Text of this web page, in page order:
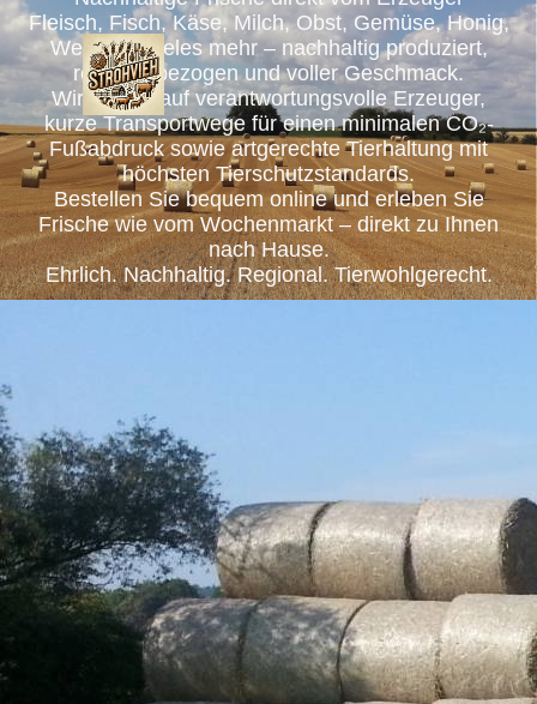
Fleisch, Fisch, Käse, Milch, Obst, Gemüse, Honig,
Wein und vieles mehr – nachhaltig produziert,
regional bezogen und voller Geschmack.
Wir setzen auf verantwortungsvolle Erzeuger,
kurze Transportwege für einen minimalen CO₂-
Fußabdruck sowie artgerechte Tierhaltung mit
höchsten Tierschutzstandards.
Bestellen Sie bequem online und erleben Sie
Frische wie vom Wochenmarkt – direkt zu Ihnen
nach Hause.
Ehrlich. Nachhaltig. Regional. Tierwohlgerecht.